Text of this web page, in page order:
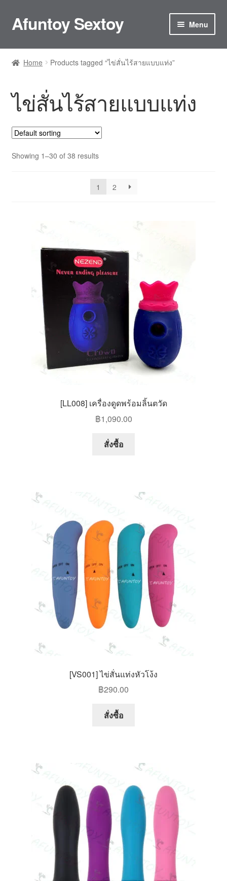
Skip
to
Skip
to
Afuntoy Sextoy Menu
Home
Checkout
Confirm Payment
My account
Home Products tagged “ไข่สั่นไร้สายแบบแท่ง”
ไข่สั่นไร้สายแบบแท่ง
Showing 1–30 of 38 results
1 2
[LL008] เครื่องดูดพร้อมลิ้นตวัด
฿1,090.00
สั่งซื้อ
[VS001] ไข่สั่นแท่งหัวโง้ง
฿290.00
สั่งซื้อ
variants.
The
options
may
on
the
product
page